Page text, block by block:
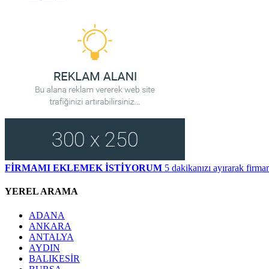
FİRMAMI EKLEMEK İSTİYORUM 5 dakikanızı ayırarak
YEREL ARAMA
ADANA
ANKARA
ANTALYA
AYDIN
BALIKESİR